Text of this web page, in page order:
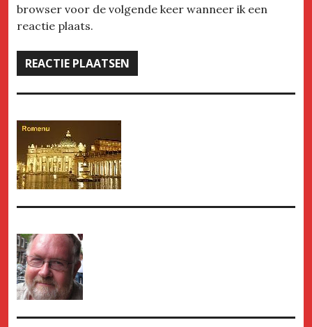
browser voor de volgende keer wanneer ik een
reactie plaats.